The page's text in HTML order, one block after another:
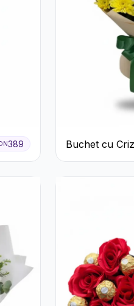
389
Buchet cu
Albe și